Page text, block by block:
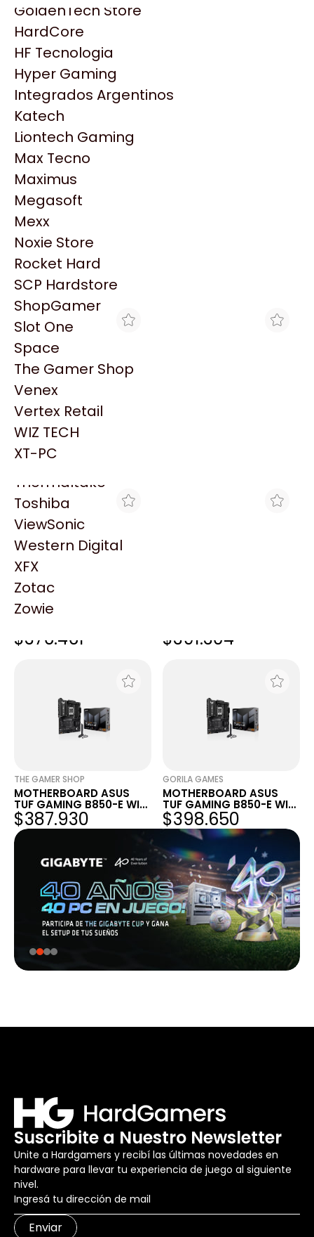
HP
HyperX
INNO3D
Intel
Kingston
Lenovo
Logitech
MSI
NVIDIA GeForce
NZXT
PNY
Palit
Philips
PowerColor
Razer
Redragon
Samsung
Sandisk
Sapphire
Seagate
Sentey
Solarmax
Thermaltake
Toshiba
ViewSonic
Western Digital
XFX
Zotac
Zowie
GoldenTech Store
HardCore
HF Tecnologia
Hyper Gaming
Integrados Argentinos
Katech
Liontech Gaming
Max Tecno
Maximus
Megasoft
Mexx
Noxie Store
Rocket Hard
SCP Hardstore
ShopGamer
Slot One
Space
The Gamer Shop
Venex
Vertex Retail
WIZ TECH
XT-PC
Productos
Similares
Explorá más productos similares
INTEGRADOS ARGENTINOS
MOTHER ASUS TUF
AM5 DDR5 (TUF GAMING
$497.201
MOTHERBOARD ASUS
$376.461 $391.304
THE GAMER SHOP
MOTHERBOARD ASUS
TUF GAMING B850-E WIFI
AM5 DDR5
$387.930
GORILA GAMES
MOTHERBOARD ASUS
TUF GAMING B850-E WIFI
AM5 DDR5
$398.650
Suscribite a Nuestro Newsletter
Unite a Hardgamers y recibí las últimas novedades en
hardware para llevar tu experiencia de juego al siguiente
nivel.
Enviar